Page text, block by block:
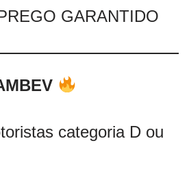
GARANTIDO
categoria D ou